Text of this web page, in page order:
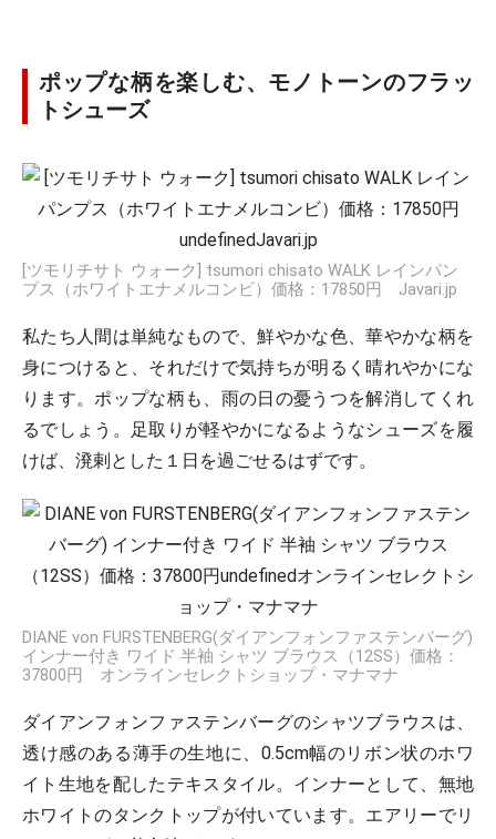
ポップな柄を楽しむ、モノトーンのフラッ
トシューズ
[ツモリチサト ウォーク] tsumori chisato WALK レインパン
プス（ホワイトエナメルコンビ）価格：17850円 Javari.jp
私たち人間は単純なもので、鮮やかな色、華やかな柄を
身につけると、それだけで気持ちが明るく晴れやかにな
ります。ポップな柄も、雨の日の憂うつを解消してくれ
るでしょう。足取りが軽やかになるようなシューズを履
けば、溌剌とした１日を過ごせるはずです。
DIANE von FURSTENBERG(ダイアンフォンファステンバーグ)
インナー付き ワイド 半袖 シャツ ブラウス（12SS）価格：
37800円 オンラインセレクトショップ・マナマナ
ダイアンフォンファステンバーグのシャツブラウスは、
透け感のある薄手の生地に、0.5cm幅のリボン状のホワ
イト生地を配したテキスタイル。インナーとして、無地
ホワイトのタンクトップが付いています。エアリーでリ